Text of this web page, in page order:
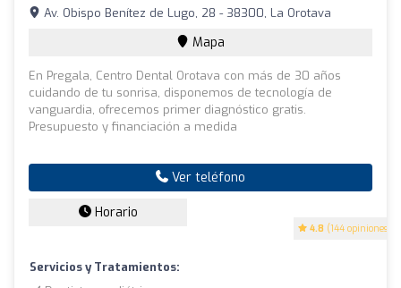
4.8 (144 opiniones)
Av. Obispo Benítez de Lugo, 28 - 38300, La Orotava
Mapa
En Pregala, Centro Dental Orotava con más de 30 años
cuidando de tu sonrisa, disponemos de tecnología de
vanguardia, ofrecemos primer diagnóstico gratis.
Presupuesto y financiación a medida
Ver teléfono
Horario
Servicios y Tratamientos: